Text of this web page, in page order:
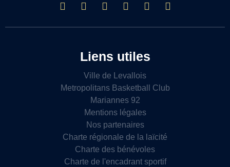
Liens utiles
Ville de Levallois
Metropolitans Basketball Club
Mariannes 92
Mentions légales
Nos partenaires
Charte régionale de la laïcité
Charte des bénévoles
Charte de l'encadrant sportif